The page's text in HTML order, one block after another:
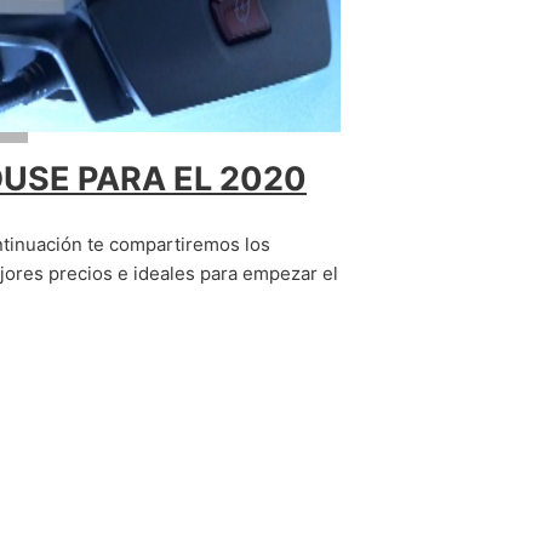
PARA EL 2020
te compartiremos los
precios e ideales para empezar el